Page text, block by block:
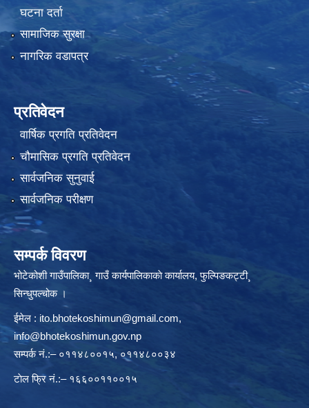
घटना दर्ता
सामाजिक सुरक्षा
नागरिक वडापत्र
प्रतिवेदन
वार्षिक प्रगति प्रतिवेदन
चौमासिक प्रगति प्रतिवेदन
सार्वजनिक सुनुवाई
सार्वजनिक परीक्षण
सम्पर्क विवरण
भोटेकोशी गाउँपालिका¸ गाउँ कार्यपालिकाकाे कार्यालय, फुल्पिङकट्टी¸
सिन्धुपल्चोक ।
ईमेल : ito.bhotekoshimun@gmail.com,
info@bhotekoshimun.gov.np
सम्पर्क नं.:– ०११४८००१५, ०११४८००३४
टाेल फ्रि नं.:– १६६००११००१५